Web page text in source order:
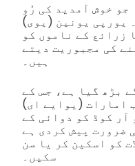
جو خوش آمدید کی رُو
یورپی یونین (یوی)
زرائع کے ناموں کو
کی مجبوریت دیتے
ہیں۔
بڑھ گیا ہے، جس کے
امارات (یوایے ای)
آر کوڈ کو دوائی کے
ضرورت پیش کردی ہے
کو اسکین کر یا سن
سکیں۔